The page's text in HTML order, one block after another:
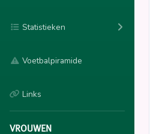
Statistieken
Voetbalpiramide
Links
VROUWEN